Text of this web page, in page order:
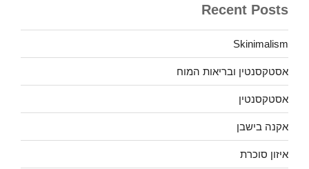
Recent Posts
Skinimalism
אסטקסנטין ובריאות המוח
אסטקסנטין
אקנה בישבן
איזון סוכרת